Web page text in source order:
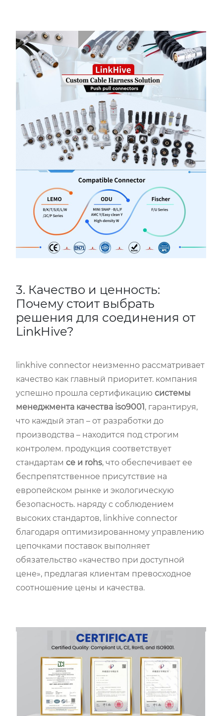
3. Качество и ценность:
Почему стоит выбрать
решения для соединения от
LinkHive?
linkhive connector неизменно рассматривает
качество как главный приоритет. компания
успешно прошла сертификацию системы
менеджмента качества iso9001 , гарантируя,
что каждый этап – от разработки до
производства – находится под строгим
контролем. продукция соответствует
стандартам ce и rohs, что обеспечивает ее
беспрепятственное присутствие на
европейском рынке и экологическую
безопасность. наряду с соблюдением
высоких стандартов, linkhive connector
благодаря оптимизированному управлению
цепочками поставок выполняет
обязательство «качество при доступной
цене», предлагая клиентам превосходное
соотношение цены и качества.